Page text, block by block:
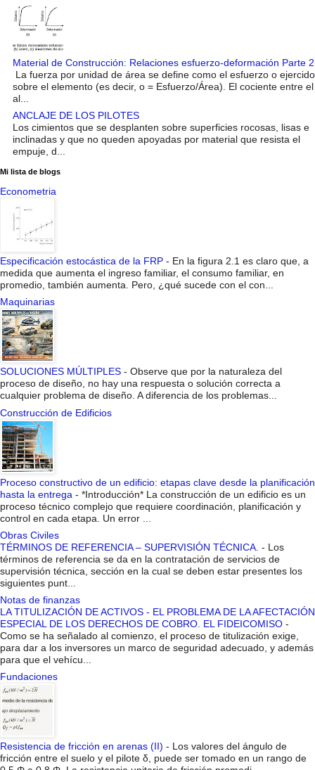
Material de Construcción: Relaciones esfuerzo-deformación Parte 2
La fuerza por unidad de área se define como el esfuerzo o ejercido
sobre el elemento (es decir, o = Esfuerzo/Área). El cociente entre el
al...
ANCLAJE DE LOS PILOTES
Los cimientos que se desplanten sobre superficies rocosas, lisas e
inclinadas y que no queden apoyadas por material que resista el
empuje, d...
Mi lista de blogs
Econometria
Especificación estocástica de la FRP - En la figura 2.1 es claro que, a
medida que aumenta el ingreso familiar, el consumo familiar, en
promedio, también aumenta. Pero, ¿qué sucede con el con...
Maquinarias
SOLUCIONES MÚLTIPLES - Observe que por la naturaleza del
proceso de diseño, no hay una respuesta o solución correcta a
cualquier problema de diseño. A diferencia de los problemas...
Construcción de Edificios
Proceso constructivo de un edificio: etapas clave desde la planificación
hasta la entrega - *Introducción* La construcción de un edificio es un
proceso técnico complejo que requiere coordinación, planificación y
control en cada etapa. Un error ...
Obras Civiles
TÉRMINOS DE REFERENCIA – SUPERVISIÓN TÉCNICA. - Los
términos de referencia se da en la contratación de servicios de
supervisión técnica, sección en la cual se deben estar presentes los
siguientes punt...
Notas de finanzas
LA TITULIZACIÓN DE ACTIVOS - EL PROBLEMA DE LA AFECTACIÓN
ESPECIAL DE LOS DERECHOS DE COBRO. EL FIDEICOMISO -
Como se ha señalado al comienzo, el proceso de titulización exige,
para dar a los inversores un marco de seguridad adecuado, y además
para que el vehícu...
Fundaciones
Resistencia de fricción en arenas (II) - Los valores del ángulo de
fricción entre el suelo y el pilote δ, puede ser tomado en un rango de